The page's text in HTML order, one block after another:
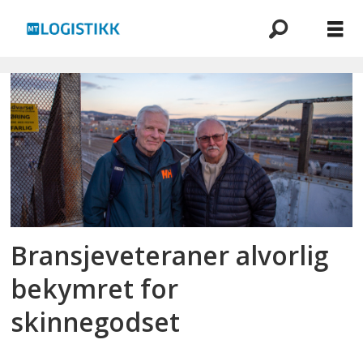
Emne:
togtransport
Bransjeveteraner alvorlig
bekymret for
skinnegodset